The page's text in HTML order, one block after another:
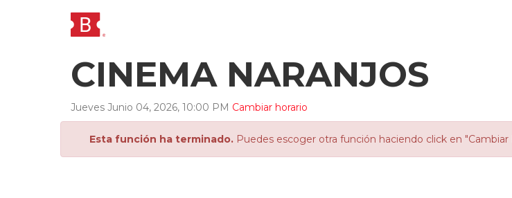
CINEMA NARANJOS
Jueves Junio 04, 2026, 10:00 PM Cambiar horario
Esta función ha terminado. Puedes escoger otra función haciendo click en